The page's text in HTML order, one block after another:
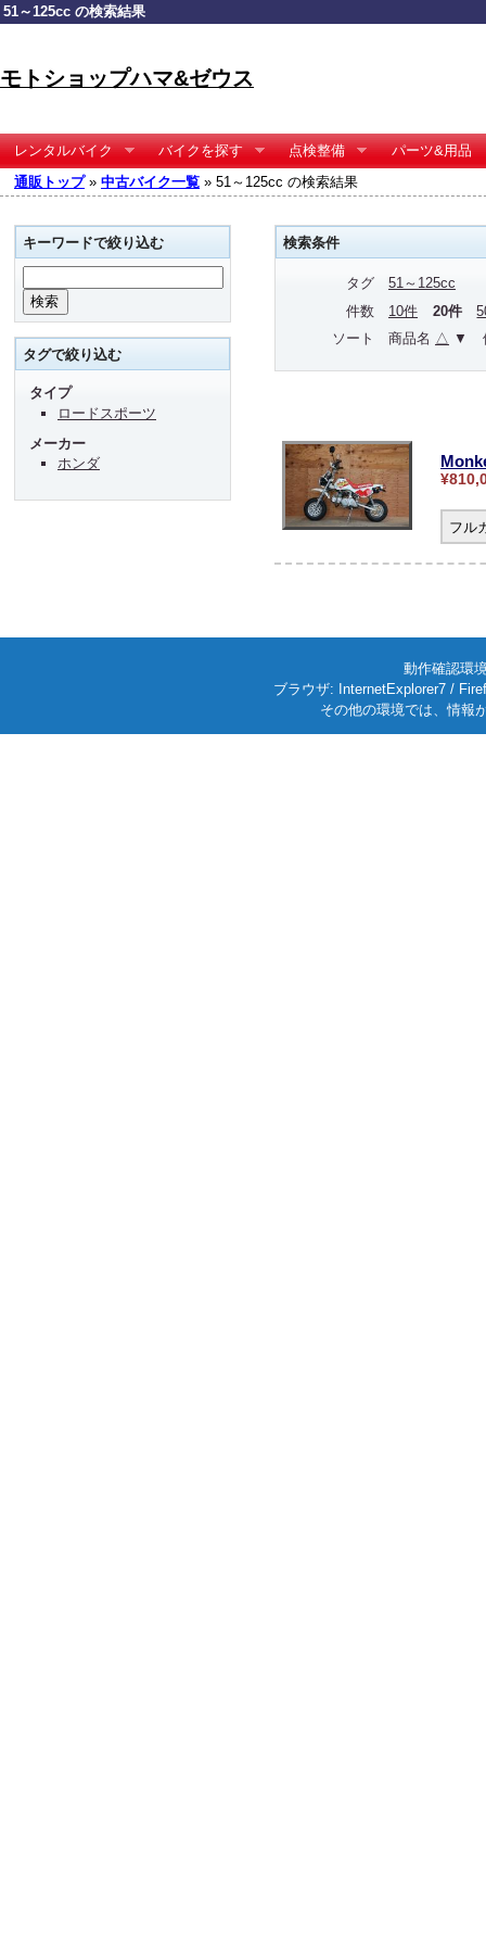
51～125cc の検索結果
モトショップハマ&ゼウス
レンタルバイク バイクを探す 点検整備
パーツ&用品
通販トップ» 中古バイク一覧 » 51～125cc の検索結果
検索条件
タグ
51～125cc
件数
10件 20件
ソート
商品名 △ ▼
フル
キーワードで絞り込む
タグで絞り込む
タイプ
ロードスポーツ
メーカー
ホンダ
動作確認環
ブラウザ: InternetExplorer7 /
その他の環境では、情報